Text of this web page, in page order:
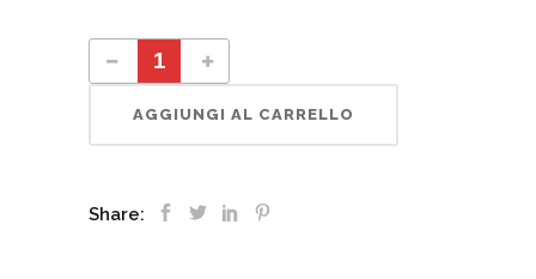
097N01916 supporto quantity
AGGIUNGI AL CARRELLO
Share: